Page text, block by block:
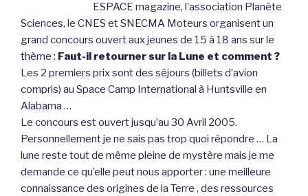
ESPACE magazine, l’association Planète
Sciences, le CNES et SNECMA Moteurs organisent un
grand concours ouvert aux jeunes de 15 à 18 ans sur le
thème : Faut-il retourner sur la Lune et comment ?
Les 2 premiers prix sont des séjours (billets d’avion
compris) au Space Camp International à Huntsville en
Alabama …
Le concours est ouvert jusqu’au 30 Avril 2005.
Personnellement je ne sais pas trop quoi répondre … La
lune reste tout de même pleine de mystère mais je me
demande ce qu’elle peut nous apporter : une meilleure
connaissance des origines de la Terre , des ressources